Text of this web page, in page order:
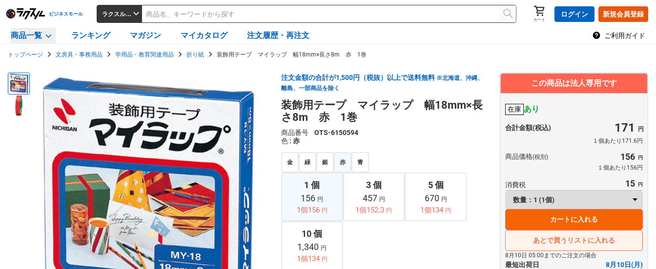
ビジネスモール ラクスルビジネスモール
カート
ログイン 新規会員登録
商品一覧 ランキング マガジン マイカタログ 注文履歴・再注文 ご利用ガイド
トップページ 文房具・事務用品 学用品・教育関連用品 折り紙 装飾用テープ マイラップ 幅18mm×長さ8m 赤 1巻
注文金額の合計が1,500円（税抜）以上で送料無料 ※北海道、沖縄、
離島、一部商品を除く
装飾用テープ マイラップ 幅18mm×長
さ8m 赤 1巻
商品番号
OTS-6150594
色 : 赤
金 緑 銀 赤 青
1 個
156 円
1個156 円
3 個
457 円
1個152.3 円
5 個
670 円
1個134 円
10 個
1,340 円
1個134 円
この商品は法人専用です
在庫 あり
合計金額(税込) 171
１個あたり171.6円
商品価格(税別) 156
１個あたり156円
消費税 15
カートに入れる
あとで買うリストに入れる
8月10日 05:00までのご注文の場合
最短出荷日 8月10日(月)